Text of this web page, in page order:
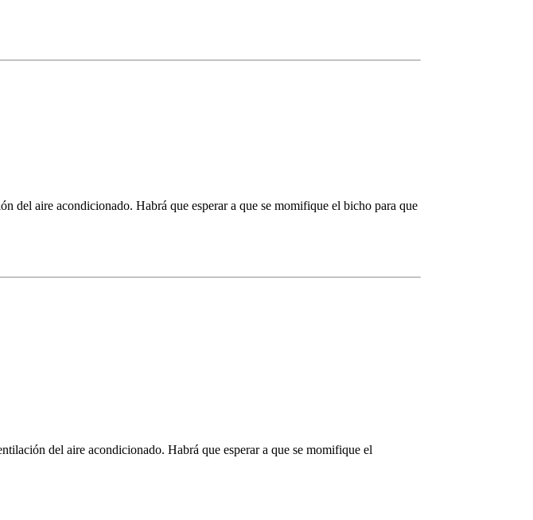
del aire acondicionado. Habrá que esperar a que se momifique el bicho para que
del aire acondicionado. Habrá que esperar a que se momifique el